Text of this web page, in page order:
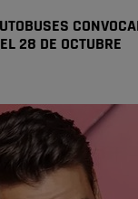
28 DE OCTUBRE